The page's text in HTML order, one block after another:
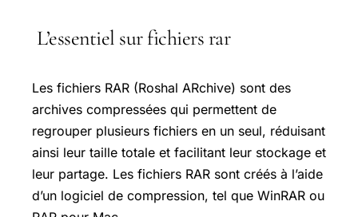
L’essentiel sur fichiers rar
Les fichiers RAR (Roshal ARchive) sont des
archives compressées qui permettent de
regrouper plusieurs fichiers en un seul, réduisant
ainsi leur taille totale et facilitant leur stockage et
leur partage. Les fichiers RAR sont créés à l’aide
d’un logiciel de compression, tel que WinRAR ou